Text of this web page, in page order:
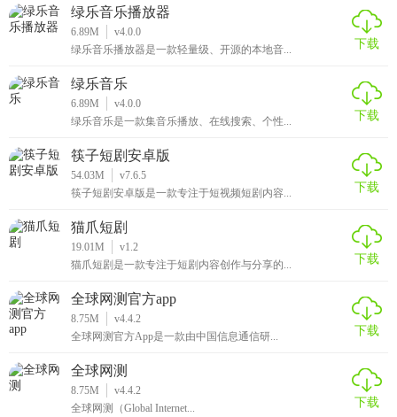
绿乐音乐播放器
6.89M
v4.0.0
绿乐音乐播放器是一款轻量级、开源的本地音...
下载
绿乐音乐
6.89M
v4.0.0
绿乐音乐是一款集音乐播放、在线搜索、个性...
下载
筷子短剧安卓版
54.03M
v7.6.5
筷子短剧安卓版是一款专注于短视频短剧内容...
下载
猫爪短剧
19.01M
v1.2
猫爪短剧是一款专注于短剧内容创作与分享的...
下载
全球网测官方app
8.75M
v4.4.2
全球网测官方App是一款由中国信息通信研...
下载
全球网测
8.75M
v4.4.2
全球网测（Global Internet...
下载